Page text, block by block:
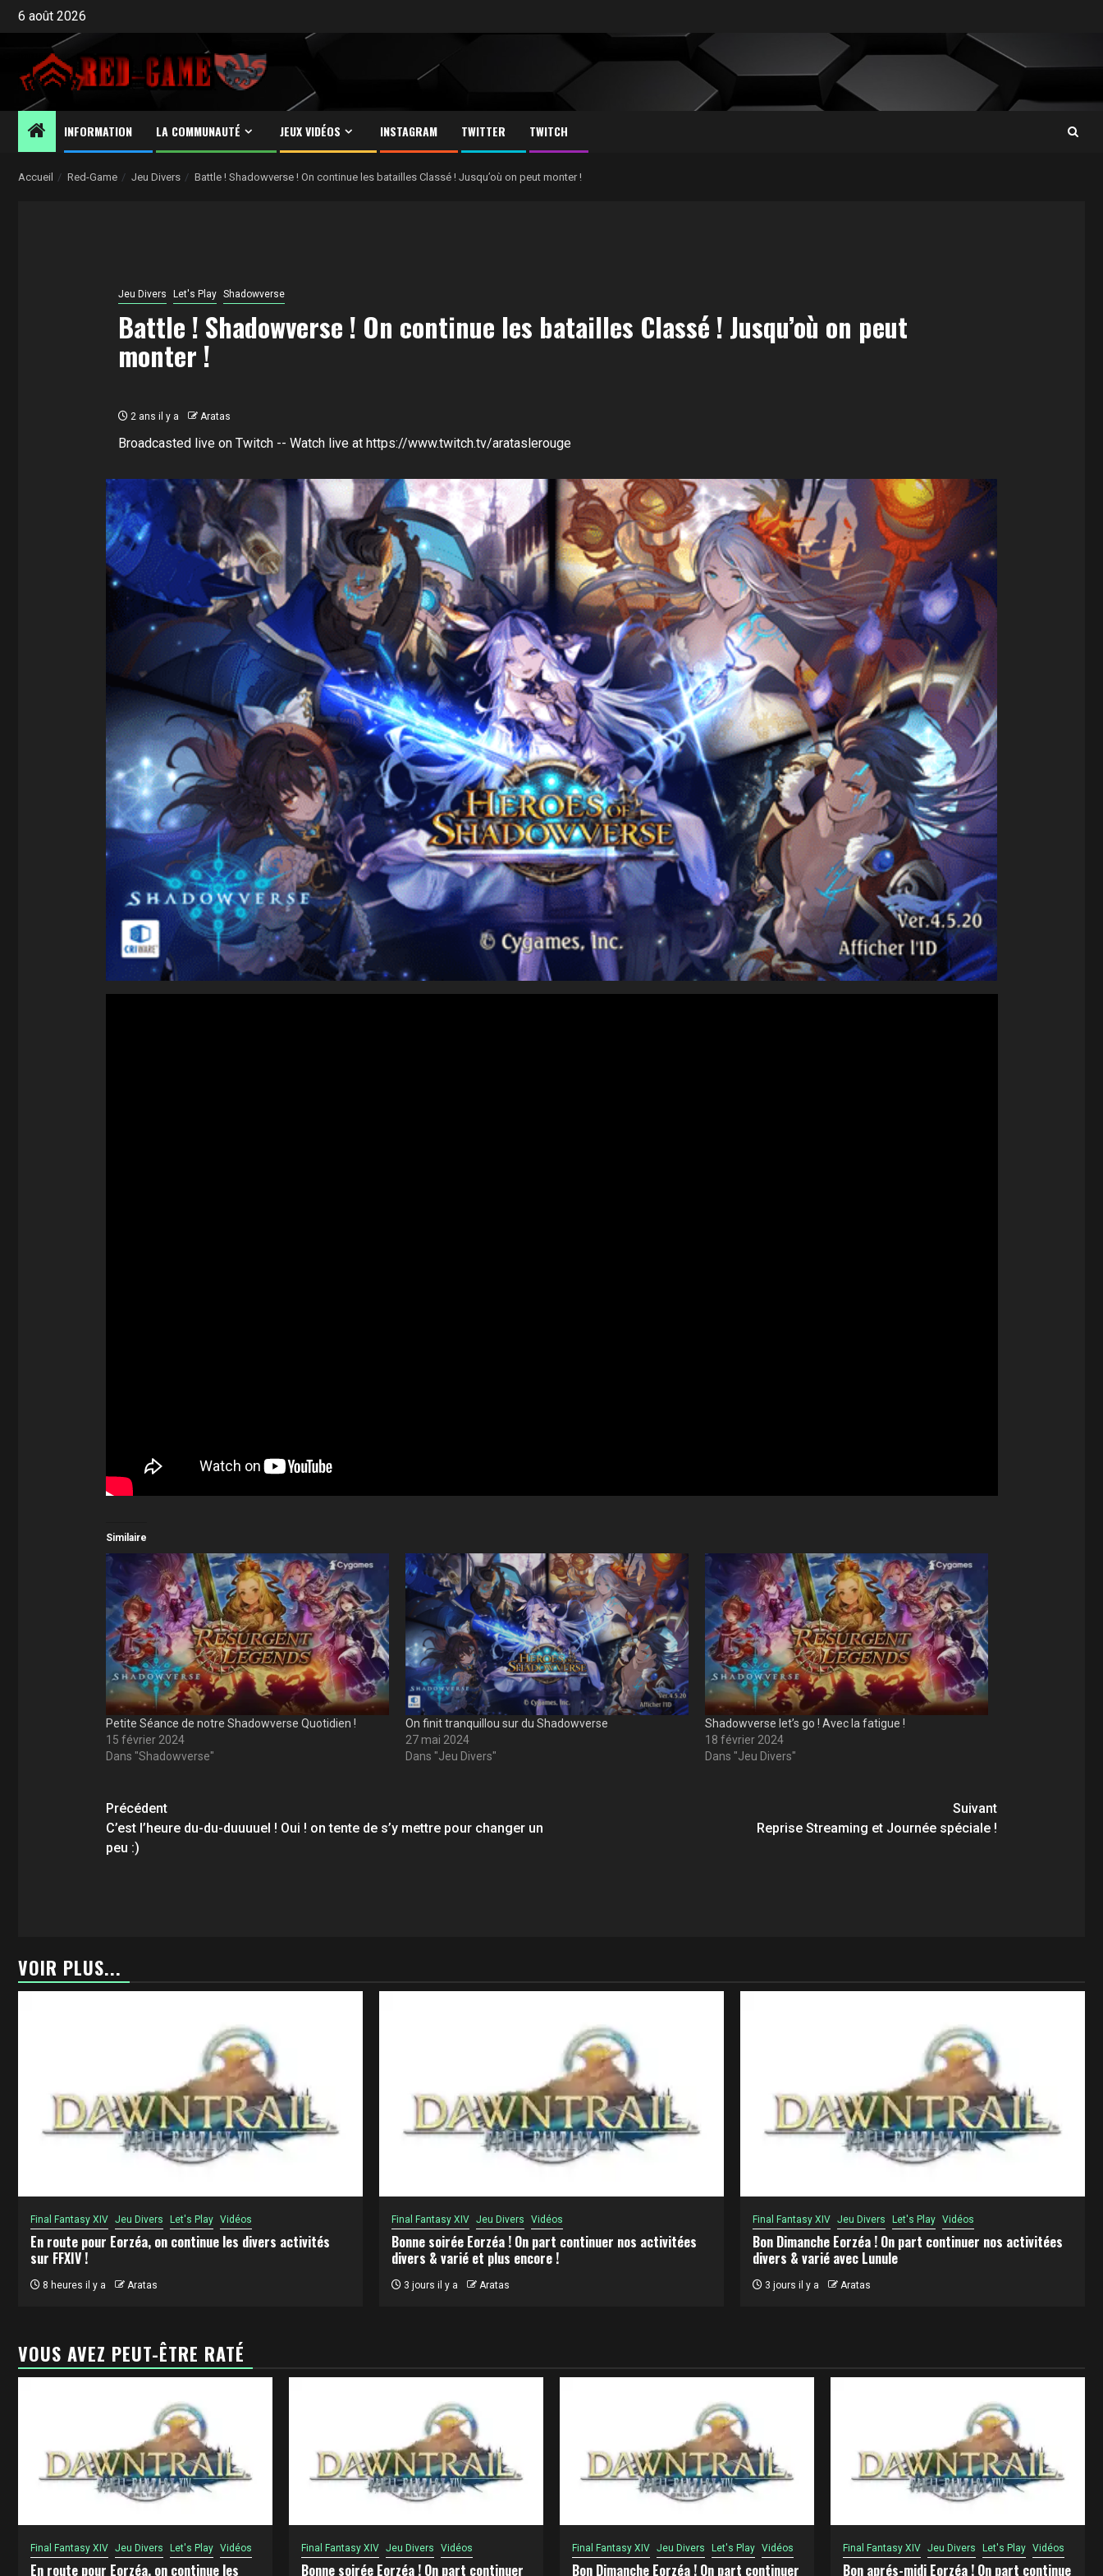
Aller6 août 2026
INFORMATION LA COMMUNAUTÉ JEUX VIDÉOS INSTAGRAM TWITTER TWITCH
Accueil Red-Game Jeu Divers Battle ! Shadowverse ! On continue les batailles Classé ! Jusqu’où on peut monter !
Jeu Divers Let's Play Shadowverse
Battle ! Shadowverse ! On continue les batailles Classé ! Jusqu’où on peut
monter !
2 ans il y a Aratas
Broadcasted live on Twitch -- Watch live at https://www.twitch.tv/arataslerouge
Similaire
Petite Séance de notre Shadowverse Quotidien !
15 février 2024
Dans "Shadowverse"
On finit tranquillou sur du Shadowverse
27 mai 2024
Dans "Jeu Divers"
Shadowverse let’s go ! Avec la fatigue !
18 février 2024
Dans "Jeu Divers"
Navigation
d’article
Précédent
C’est l’heure du-du-duuuuel ! Oui ! on tente de s’y mettre pour changer un
peu :)
Suivant
Reprise Streaming et Journée spéciale !
VOIR PLUS...
Final Fantasy XIV Jeu Divers Let's Play Vidéos
En route pour Eorzéa, on continue les divers activités
sur FFXIV !
8 heures il y a Aratas
Final Fantasy XIV Jeu Divers Vidéos
Bonne soirée Eorzéa ! On part continuer nos activitées
divers & varié et plus encore !
3 jours il y a Aratas
Final Fantasy XIV Jeu Divers Let's Play Vidéos
Bon Dimanche Eorzéa ! On part continuer nos activitées
divers & varié avec Lunule
3 jours il y a Aratas
VOUS AVEZ PEUT-ÊTRE RATÉ
Final Fantasy XIV Jeu Divers Let's Play Vidéos
En route pour Eorzéa, on continue les
Final Fantasy XIV Jeu Divers Vidéos
Bonne soirée Eorzéa ! On part continuer
Final Fantasy XIV Jeu Divers Let's Play Vidéos
Bon Dimanche Eorzéa ! On part continuer
Final Fantasy XIV Jeu Divers Let's Play Vidéos
Bon aprés-midi Eorzéa ! On part continue